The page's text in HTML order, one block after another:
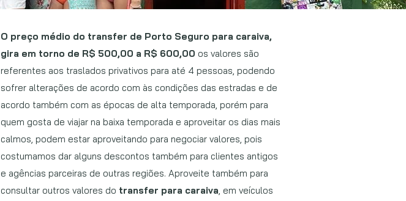
O preço médio do transfer de Porto Seguro para caraiva,
gira em torno de R$ 500,00 a R$ 600,00 os valores são
referentes aos traslados privativos para até 4 pessoas, podendo
sofrer alterações de acordo com às condições das estradas e de
acordo também com as épocas de alta temporada, porém para
quem gosta de viajar na baixa temporada e aproveitar os dias mais
calmos, podem estar aproveitando para negociar valores, pois
costumamos dar alguns descontos também para clientes antigos
e agências parceiras de outras regiões. Aproveite também para
consultar outros valores do transfer para caraiva, em veículos